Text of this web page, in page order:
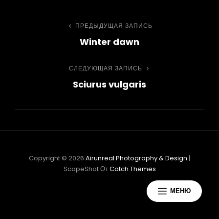
МЕНЮ
Навигация
записям
Предыдущая
запись
ПРЕДЫДУЩАЯ ЗАПИСЬ
Winter dawn
Следующая
запись
СЛЕДУЮЩАЯ ЗАПИСЬ
Sciurus vulgaris
Copyright © 2026 Airunreal Photography & Design |
ScapeShot ОтCatch Themes